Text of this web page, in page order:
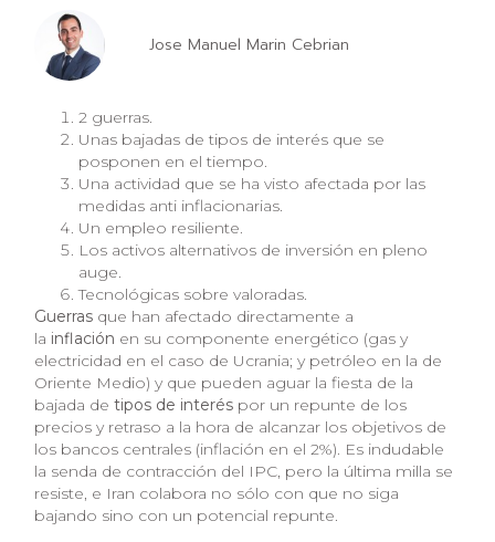
Jose Manuel Marin Cebrian
2 guerras.
Unas bajadas de tipos de interés que se
posponen en el tiempo.
Una actividad que se ha visto afectada por las
medidas anti inflacionarias.
Un empleo resiliente.
Los activos alternativos de inversión en pleno
auge.
Tecnológicas sobre valoradas.
Guerras que han afectado directamente a
la inflación en su componente energético (gas y
electricidad en el caso de Ucrania; y petróleo en la de
Oriente Medio) y que pueden aguar la fiesta de la
bajada detipos de interés por un repunte de los
precios y retraso a la hora de alcanzar los objetivos de
los bancos centrales (inflación en el 2%). Es indudable
la senda de contracción del IPC, pero la última milla se
resiste, e Iran colabora no sólo con que no siga
bajando sino con un potencial repunte.